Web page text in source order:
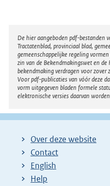
Disclaimer
De hier aangeboden pdf-bestanden
Tractatenblad, provinciaal blad,
gemeenschappelijke regeling
zin van de Bekendmakingswet en
bekendmaking verdragen voor
Voor pdf-publicaties van vóór deze
vorm uitgegeven bladen formele
elektronische versies daarvan
Over deze website
Contact
English
Help